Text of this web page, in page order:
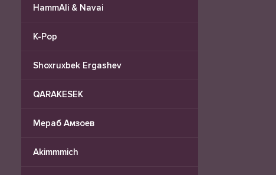
HammAli & Navai
K-Pop
Shoxruxbek Ergashev
QARAKESEK
Мераб Амзоев
Akimmmich